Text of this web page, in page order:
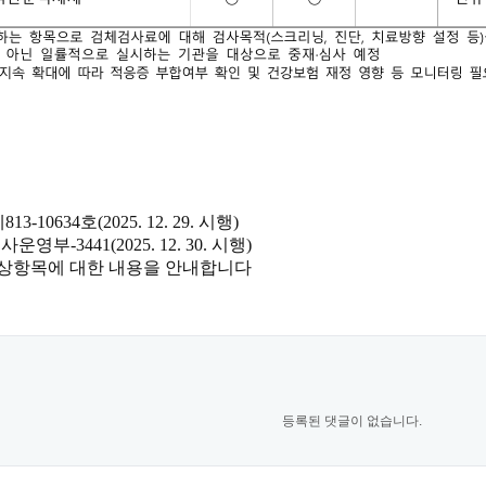
813-10634호(2025. 12. 29. 시행)
운영부-3441(2025. 12. 30. 시행)
항목에 대한 내용을 안내합니다
등록된 댓글이 없습니다.